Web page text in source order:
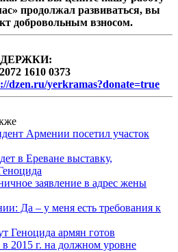
продолжал развиваться, вы
добровольным взносом.
1610 0373
dzen.ru/yerkramas?donate=true
Армении посетил участок
в Ереване выставку,
заявление в адрес жены
Да – у меня есть требования к
Геноцида армян готов
2015 г. на должном уровне